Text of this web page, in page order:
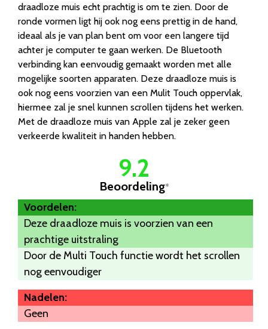
draadloze muis echt prachtig is om te zien. Door de
ronde vormen ligt hij ook nog eens prettig in de hand,
ideaal als je van plan bent om voor een langere tijd
achter je computer te gaan werken. De Bluetooth
verbinding kan eenvoudig gemaakt worden met alle
mogelijke soorten apparaten. Deze draadloze muis is
ook nog eens voorzien van een Mulit Touch oppervlak,
hiermee zal je snel kunnen scrollen tijdens het werken.
Met de draadloze muis van Apple zal je zeker geen
verkeerde kwaliteit in handen hebben.
9.2
Beoordeling*
Voordelen:
Deze draadloze muis is voorzien van een
prachtige uitstraling
Door de Multi Touch functie wordt het scrollen
nog eenvoudiger
Nadelen:
Geen